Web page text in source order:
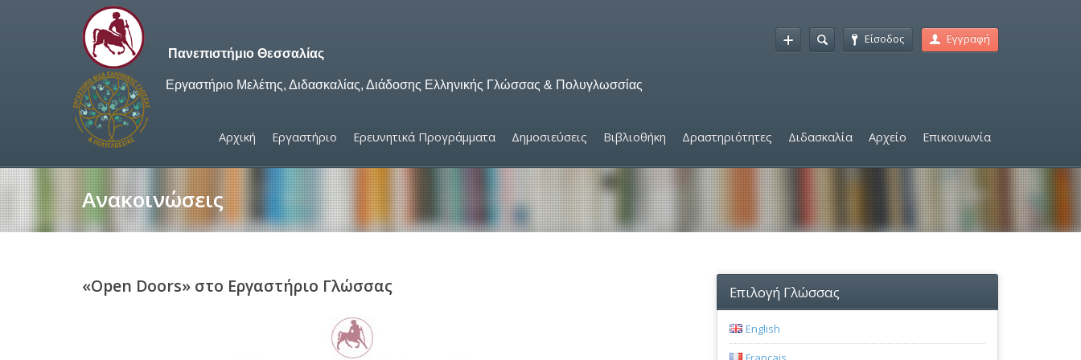
Πανεπιστήμιο Θεσσαλίας
Εργαστήριο Μελέτης, Διδασκαλίας, Διάδοσης Ελληνικής Γλώσσας & Πολυγλωσσίας
Είσοδος Εγγραφή
Αρχική Εργαστήριο Ερευνητικά Προγράμματα Δημοσιεύσεις Βιβλιοθήκη Δραστηριότητες Διδασκαλία Αρχείο Επικοινωνία
Ανακοινώσεις
«Open Doors» στο Εργαστήριο Γλώσσας Επιλογή Γλώσσας
English